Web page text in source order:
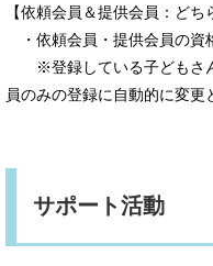
【依頼会員＆提供会員：どち
・依頼会員・提供会員の資
※登録している子どもさん
員のみの登録に自動的に変更
サポート活動